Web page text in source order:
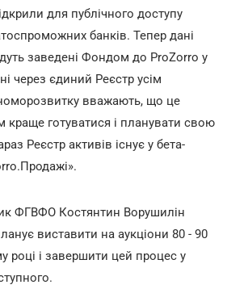
для публічного доступу
банків. Тепер дані
заведені Фондом до ProZorro у
через єдиний Реєстр усім
вважають, що це
краще готуватися і планувати свою
Реєстр активів існує у бета-
ФГВФО Костянтин Ворушилін
виставити на аукціони 80 - 90
році і завершити цей процес у